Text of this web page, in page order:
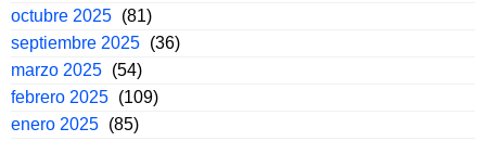
octubre 2025 (81)
septiembre 2025 (36)
marzo 2025 (54)
febrero 2025 (109)
enero 2025 (85)